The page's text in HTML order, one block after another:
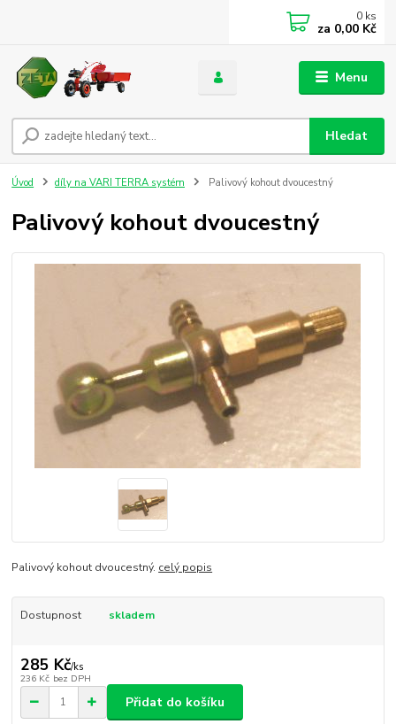
Menu
Hledat
0 ks
za 0,00 Kč
Úvod díly na VARI TERRA systém Palivový kohout dvoucestný
Palivový kohout dvoucestný
Palivový kohout dvoucestný. celý popis
Dostupnost skladem
285 Kč/ks
236 Kč bez DPH
Přidat do košíku